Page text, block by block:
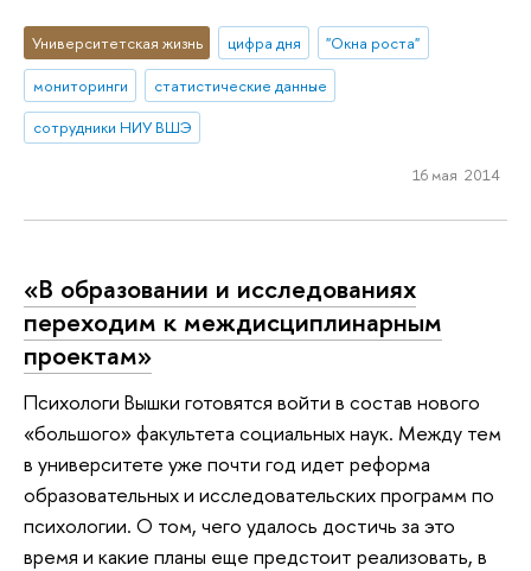
Университетская жизнь цифра дня
"Окна роста"
мониторинги
статистические данные
сотрудники НИУ ВШЭ
16 мая 2014
«В образовании и исследованиях
переходим к междисциплинарным
проектам»
Психологи Вышки готовятся войти в состав нового
«большого» факультета социальных наук. Между тем
в университете уже почти год идет реформа
образовательных и исследовательских программ по
психологии. О том, чего удалось достичь за это
время и какие планы еще предстоит реализовать, в